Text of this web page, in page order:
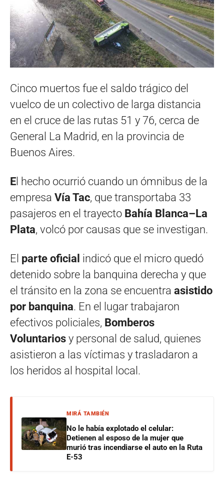
Cinco muertos fue el saldo trágico del
vuelco de un colectivo de larga distancia
en el cruce de las rutas 51 y 76, cerca de
General La Madrid, en la provincia de
Buenos Aires.
E l hecho ocurrió cuando un ómnibus de la
empresa Vía Tac, que transportaba 33
pasajeros en el trayecto Bahía Blanca–La
Plata, volcó por causas que se investigan.
El parte oficial indicó que el micro quedó
detenido sobre la banquina derecha y que
el tránsito en la zona se encuentra asistido
por banquina. En el lugar trabajaron
efectivos policiales, Bomberos
Voluntarios y personal de salud, quienes
asistieron a las víctimas y trasladaron a
los heridos al hospital local.
MIRÁ TAMBIÉN
No le había explotado el celular:
Detienen al esposo de la mujer que
murió tras incendiarse el auto en la Ruta
E-53